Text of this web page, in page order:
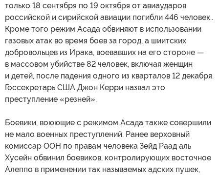
только 18 сентября по 19 октября от авиаударов
российской и сирийской авиации погибли 446 человек..
Кроме того режим Асада обвиняют в использовании
газовых атак во время боев за город, а шиитских
добровольцев из Ирака, воевавших на его стороне —
в массовом убийстве 82 человек, включая женщин
и детей, после падения одного из кварталов 12 декабря.
Госсекретарь США Джон Керри назвал это
преступление «резней».
Боевики, воюющие с режимом Асада также совершили
не мало военных преступлений. Ранее верховный
комиссар ООН по правам человека Зейд Раад аль
Хусейн обвинил боевиков, контролирующих восточное
Алеппо в применении так называемых адских пушек,